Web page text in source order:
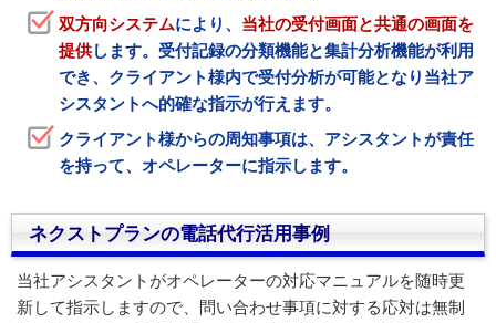
双方向システムにより、 当社の受付画面と共通の画面を
提供します。受付記録の分類機能と集計分析機能が利用
でき、クライアント様内で受付分析が可能となり当社ア
シスタントへ的確な指示が行えます。
クライアント様からの周知事項は、アシスタントが責任
を持って、オペレーターに指示します。
ネクストプランの電話代行活用事例
当社アシスタントがオペレーターの対応マニュアルを随時更
新して指示しますので、問い合わせ事項に対する応対は無制